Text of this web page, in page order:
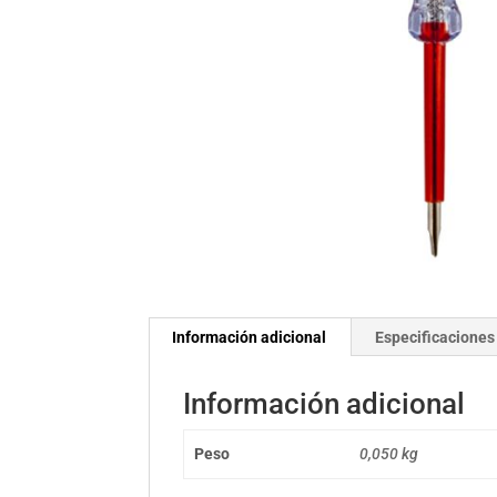
Información adicional
Información adicional
Peso 0,050 kg